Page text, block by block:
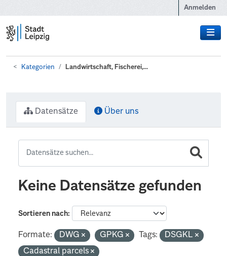
Anmelden
Kategorien Landwirtschaft, Fischerei,...
Datensätze Über uns
Keine Datensätze gefunden
Sortieren nach
Formate: DWG GPKG Tags:
DSGKL
Cadastral parcels